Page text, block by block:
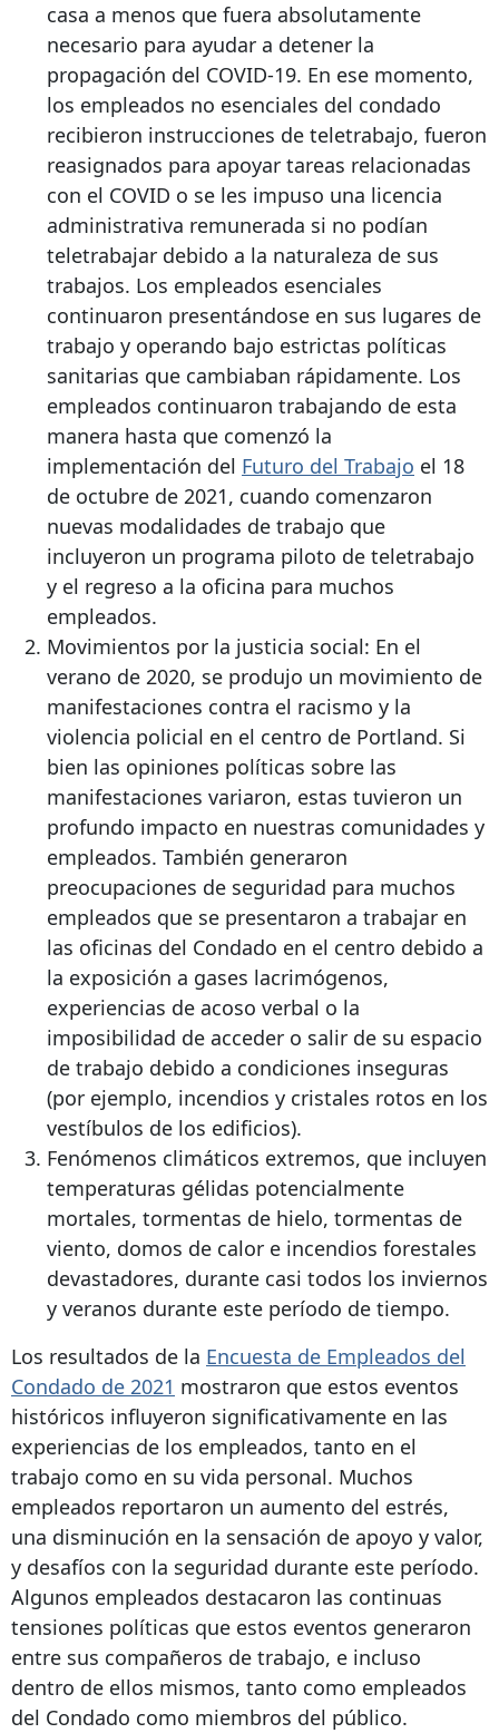
casa a menos que fuera absolutamente
necesario para ayudar a detener la
propagación del COVID-19. En ese momento,
los empleados no esenciales del condado
recibieron instrucciones de teletrabajo, fueron
reasignados para apoyar tareas relacionadas
con el COVID o se les impuso una licencia
administrativa remunerada si no podían
teletrabajar debido a la naturaleza de sus
trabajos. Los empleados esenciales
continuaron presentándose en sus lugares de
trabajo y operando bajo estrictas políticas
sanitarias que cambiaban rápidamente. Los
empleados continuaron trabajando de esta
manera hasta que comenzó la
implementación del Futuro del Trabajo el 18
de octubre de 2021, cuando comenzaron
nuevas modalidades de trabajo que
incluyeron un programa piloto de teletrabajo
y el regreso a la oficina para muchos
empleados.
Movimientos por la justicia social: En el
verano de 2020, se produjo un movimiento de
manifestaciones contra el racismo y la
violencia policial en el centro de Portland. Si
bien las opiniones políticas sobre las
manifestaciones variaron, estas tuvieron un
profundo impacto en nuestras comunidades y
empleados. También generaron
preocupaciones de seguridad para muchos
empleados que se presentaron a trabajar en
las oficinas del Condado en el centro debido a
la exposición a gases lacrimógenos,
experiencias de acoso verbal o la
imposibilidad de acceder o salir de su espacio
de trabajo debido a condiciones inseguras
(por ejemplo, incendios y cristales rotos en los
vestíbulos de los edificios).
Fenómenos climáticos extremos, que incluyen
temperaturas gélidas potencialmente
mortales, tormentas de hielo, tormentas de
viento, domos de calor e incendios forestales
devastadores, durante casi todos los inviernos
y veranos durante este período de tiempo.
Los resultados de la Encuesta de Empleados del
Condado de 2021 mostraron que estos eventos
históricos influyeron significativamente en las
experiencias de los empleados, tanto en el
trabajo como en su vida personal. Muchos
empleados reportaron un aumento del estrés,
una disminución en la sensación de apoyo y valor,
y desafíos con la seguridad durante este período.
Algunos empleados destacaron las continuas
tensiones políticas que estos eventos generaron
entre sus compañeros de trabajo, e incluso
dentro de ellos mismos, tanto como empleados
del Condado como miembros del público.